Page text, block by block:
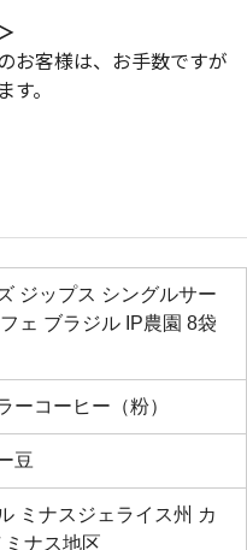
お客様は、お手数ですが
。
ジップス シングルサー
ェ ブラジル IP農園 8袋
ーコーヒー（粉）
豆
ミナスジェライス州 カ
ミナス地区